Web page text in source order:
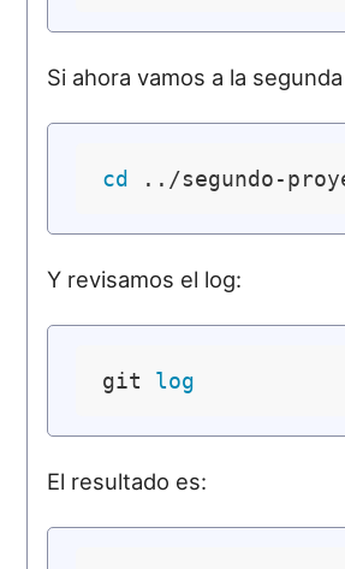
Si ahora vamos a la
cd
Y revisamos el log:
git log
El resultado es: